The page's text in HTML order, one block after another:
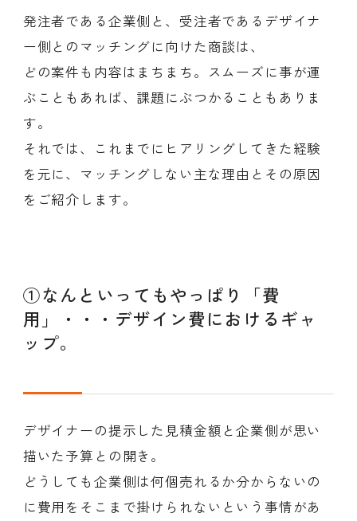
発注者である企業側と、受注者であるデザイナ
ー側とのマッチングに向けた商談は、
どの案件も内容はまちまち。スムーズに事が運
ぶこともあれば、課題にぶつかることもありま
す。
それでは、これまでにヒアリングしてきた経験
を元に、マッチングしない主な理由とその原因
をご紹介します。
①なんといってもやっぱり「費
用」・・・デザイン費におけるギャ
ップ。
デザイナーの提示した見積金額と企業側が思い
描いた予算との開き。
どうしても企業側は何個売れるか分からないの
に費用をそこまで掛けられないという事情があ